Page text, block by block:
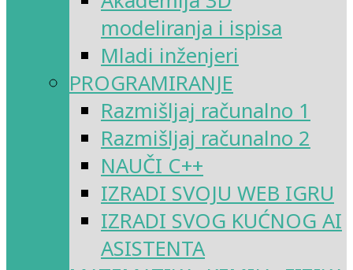
modeliranja i ispisa
Mladi inženjeri
PROGRAMIRANJE
Razmišljaj računalno 1
Razmišljaj računalno 2
NAUČI C++
IZRADI SVOJU WEB IGRU
IZRADI SVOG KUĆNOG AI
ASISTENTA